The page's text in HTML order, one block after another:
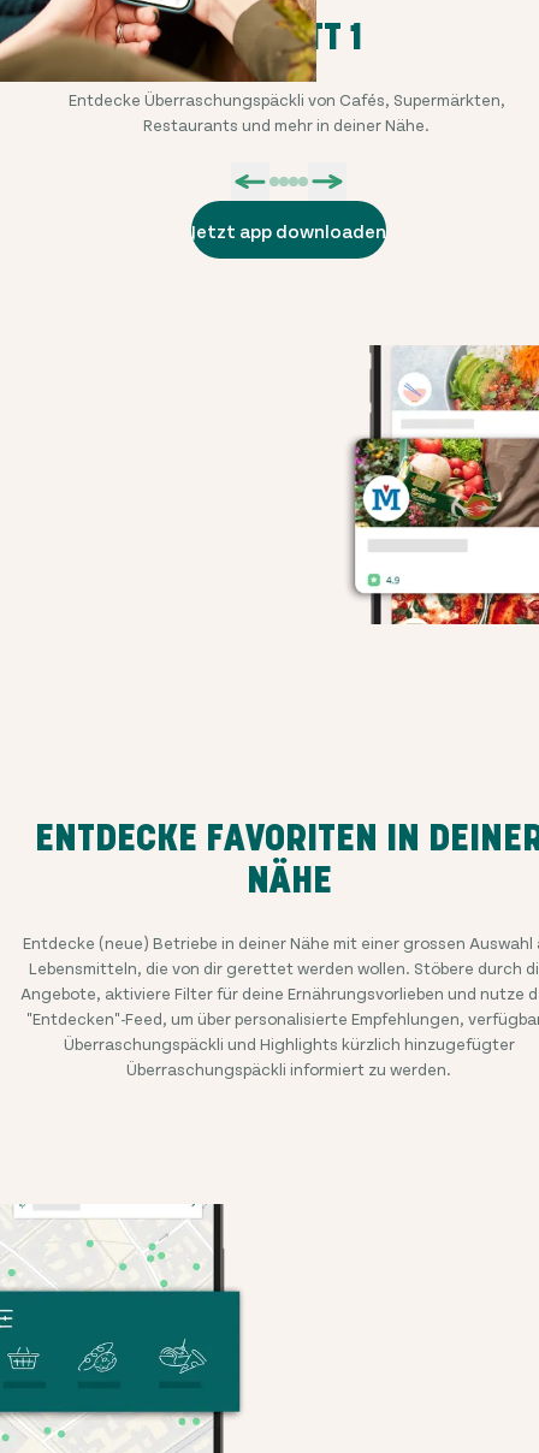
SCHRITT 1
Entdecke Überraschungspäckli von Cafés, Supermärkten,
Restaurants und mehr in deiner Nähe.
Jetzt app downloaden
ENTDECKE FAVORITEN IN
NÄHE
Entdecke (neue) Betriebe in deiner Nähe mit einer grossen Auswahl
Lebensmitteln, die von dir gerettet werden wollen. Stöbere durch
Angebote, aktiviere Filter für deine Ernährungsvorlieben und nutze
"Entdecken"-Feed, um über personalisierte Empfehlungen,
Überraschungspäckli und Highlights kürzlich hinzugefügter
Überraschungspäckli informiert zu werden.